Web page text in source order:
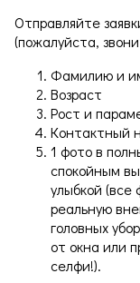
Отправляйте
(пожалуйста,
Фамилию и
Возраст
Рост и
Контактный
1 фото в
спокойным
улыбкой
реальную
головных
от окна или
селфи!).